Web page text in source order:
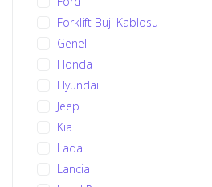
Forklift Buji Kablosu
Genel
Honda
Hyundai
Jeep
Kia
Lada
Lancia